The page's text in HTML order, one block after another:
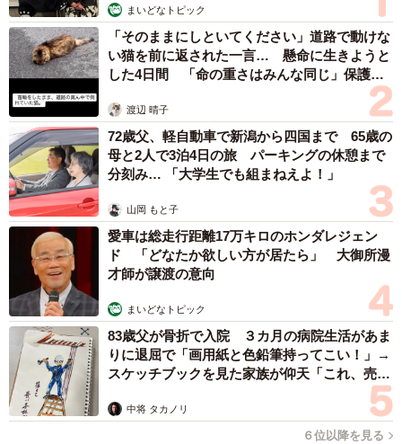
ふたりの妹猫、そして飼い主さん夫婦に囲まれ、しらすち
ゃんはにぎやかな日々を送るようになったのです。
新米猫も赤ちゃんもーー優しく見守るしらすちゃ
ん
まいどなトピック
「そのままにしといてください」道路で動けな
い猫を前に返された一言… 懸命に生きようと
した4日間 「命の重さはみんな同じ」保護団
渡辺 晴子
72歳父、軽自動車で新潟から四国まで 65歳の
母と2人で3泊4日の旅 パーキングの休憩まで
分刻み… 「大学生でも組まねえよ！」
山岡 もと子
愛車は総走行距離17万キロのホンダレジェン
ド 「どなたか欲しい方が居たら」 大御所漫
才師が譲渡の意向
まいどなトピック
83歳父が骨折で入院 ３カ月の病院生活があま
りに退屈で「画用紙と色鉛筆持ってこい！」→
スケッチブックを見た家族が仰天「これ、売れ
中将 タカノリ
６位以降を見る